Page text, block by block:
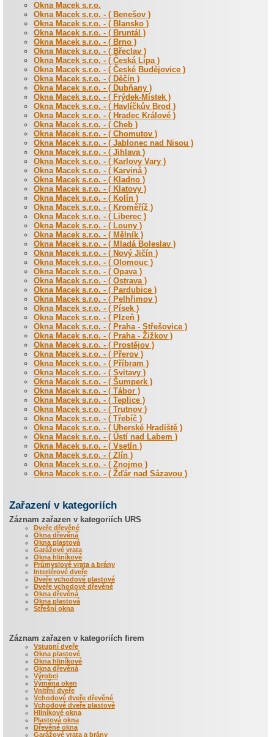
Okna Macek s.r.o.
Okna Macek s.r.o. - ( Benešov )
Okna Macek s.r.o. - ( Blansko )
Okna Macek s.r.o. - ( Bruntál )
Okna Macek s.r.o. - ( Brno )
Okna Macek s.r.o. - ( Břeclav )
Okna Macek s.r.o. - ( Česká Lípa )
Okna Macek s.r.o. - ( České Budějovice )
Okna Macek s.r.o. - ( Děčín )
Okna Macek s.r.o. - ( Dubňany )
Okna Macek s.r.o. - ( Frýdek-Místek )
Okna Macek s.r.o. - ( Havlíčkův Brod )
Okna Macek s.r.o. - ( Hradec Králové )
Okna Macek s.r.o. - ( Cheb )
Okna Macek s.r.o. - ( Chomutov )
Okna Macek s.r.o. - ( Jablonec nad Nisou )
Okna Macek s.r.o. - ( Jihlava )
Okna Macek s.r.o. - ( Karlovy Vary )
Okna Macek s.r.o. - ( Karviná )
Okna Macek s.r.o. - ( Kladno )
Okna Macek s.r.o. - ( Klatovy )
Okna Macek s.r.o. - ( Kolín )
Okna Macek s.r.o. - ( Kroměříž )
Okna Macek s.r.o. - ( Liberec )
Okna Macek s.r.o. - ( Louny )
Okna Macek s.r.o. - ( Mělník )
Okna Macek s.r.o. - ( Mladá Boleslav )
Okna Macek s.r.o. - ( Nový Jičín )
Okna Macek s.r.o. - ( Olomouc )
Okna Macek s.r.o. - ( Opava )
Okna Macek s.r.o. - ( Ostrava )
Okna Macek s.r.o. - ( Pardubice )
Okna Macek s.r.o. - ( Pelhřimov )
Okna Macek s.r.o. - ( Písek )
Okna Macek s.r.o. - ( Plzeň )
Okna Macek s.r.o. - ( Praha - Střešovice )
Okna Macek s.r.o. - ( Praha - Žižkov )
Okna Macek s.r.o. - ( Prostějov )
Okna Macek s.r.o. - ( Přerov )
Okna Macek s.r.o. - ( Příbram )
Okna Macek s.r.o. - ( Svitavy )
Okna Macek s.r.o. - ( Šumperk )
Okna Macek s.r.o. - ( Tábor )
Okna Macek s.r.o. - ( Teplice )
Okna Macek s.r.o. - ( Trutnov )
Okna Macek s.r.o. - ( Třebíč )
Okna Macek s.r.o. - ( Uherské Hradiště )
Okna Macek s.r.o. - ( Ústí nad Labem )
Okna Macek s.r.o. - ( Vsetín )
Okna Macek s.r.o. - ( Zlín )
Okna Macek s.r.o. - ( Znojmo )
Okna Macek s.r.o. - ( Žďár nad Sázavou )
Zařazení v kategoriích
Záznam zařazen v kategoriích URS
Dveře dřevěné
Okna dřevěná
Okna plastová
Garážové vrata
Okna hliníkové
Průmyslové vrata a brány
Interiérové dveře
Dveře vchodové plastové
Dveře vchodové dřevěné
Okna dřevěná
Okna plastová
Střešní okna
Záznam zařazen v kategoriích firem
Vstupní dveře
Okna plastové
Okna hliníkové
Okna dřevěná
Výrobci
Výměna oken
Vnitřní dveře
Vchodové dveře dřevěné
Vchodové dveře plastové
Hliníkové okna
Plastová okna
Dřevěné okna
Garážové vrata a brány